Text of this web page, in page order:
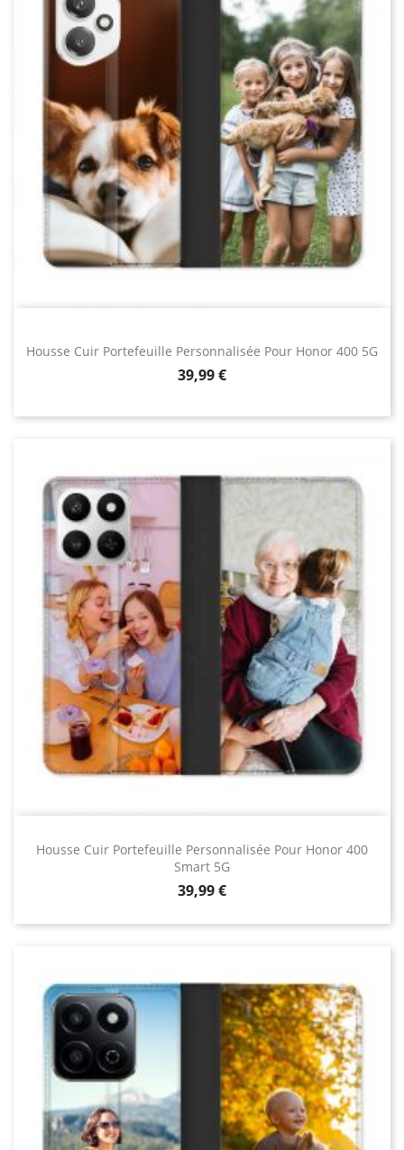
Housse Cuir Portefeuille Personnalisée Pour Honor 400 5G
Prix
39,99 €
Housse Cuir Portefeuille Personnalisée Pour Honor 400
Smart 5G
Prix
39,99 €